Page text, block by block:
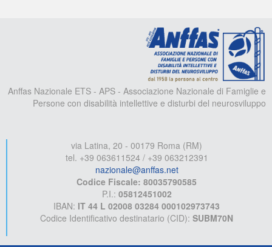
Anffas Nazionale ETS - APS - Associazione Nazionale di Famiglie e
Persone con disabilità intellettive e disturbi del neurosviluppo
via Latina, 20 - 00179 Roma (RM)
tel. +39 063611524 / +39 063212391
nazionale@anffas.net
Codice Fiscale: 80035790585
P.I.: 05812451002
IBAN: IT 44 L 02008 03284 000102973743
Codice Identificativo destinatario (CID): SUBM70N